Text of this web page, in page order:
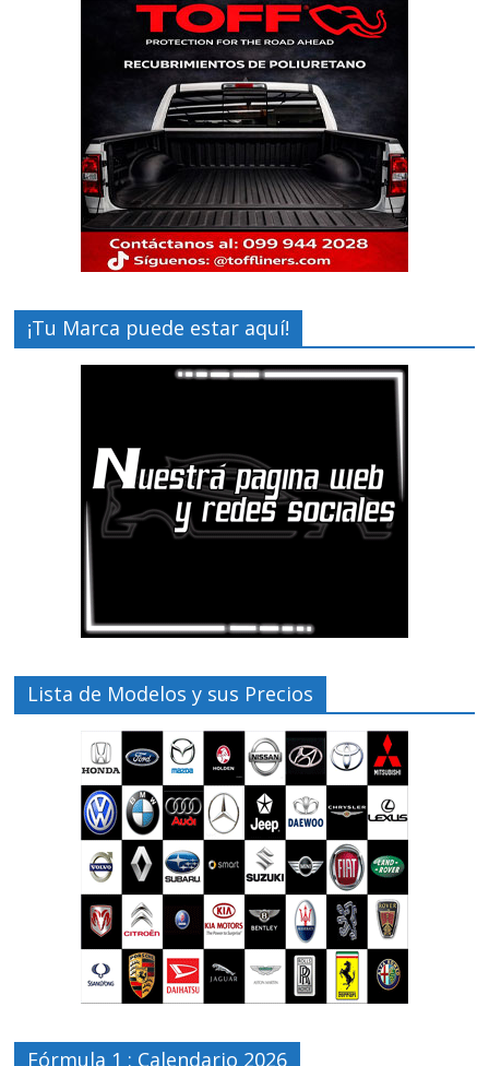
¡Tu Marca puede estar aquí!
Lista de Modelos y sus Precios
Fórmula 1 : Calendario 2026